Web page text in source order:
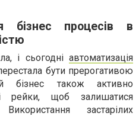
бізнес процесів в
і сьогодні автоматизація
бути прерогативою
бізнес також активно
рейки, щоб залишатися
застарілих